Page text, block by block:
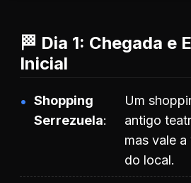
🏁 Dia 1: Chegada e
Inicial
Shopping
Serrezuela
Um
antigo
mas vale
do local.